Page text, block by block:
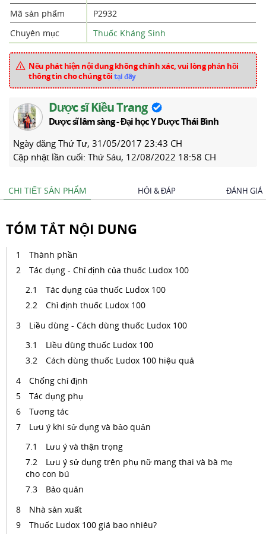
Mã sản phẩm
P2932
Chuyên mục
Thuốc Kháng Sinh
Nếu phát hiện nội dung không chính xác, vui lòng phản hồi
thông tin cho chúng tôitại đây
Dược sĩ Kiều Trang
Dược sĩ lâm sàng - Đại học Y Dược Thái Bình
Ngày đăng Thứ Tư, 31/05/2017 23:43 CH
Cập nhật lần cuối: Thứ Sáu, 12/08/2022 18:58 CH
CHI TIẾT SẢN PHẨM HỎI & ĐÁP ĐÁNH GIÁ
TÓM TẮT NỘI DUNG
Thành phần
Tác dụng - Chỉ định của thuốc Ludox 100
Tác dụng của thuốc Ludox 100
Chỉ định thuốc Ludox 100
Liều dùng - Cách dùng thuốc Ludox 100
Liều dùng thuốc Ludox 100
Cách dùng thuốc Ludox 100 hiệu quả
Chống chỉ định
Tác dụng phụ
Tương tác
Lưu ý khi sử dụng và bảo quản
Lưu ý và thận trọng
Lưu ý sử dụng trên phụ nữ mang thai và bà mẹ
cho con bú
Bảo quản
Nhà sản xuất
Thuốc Ludox 100 giá bao nhiêu?